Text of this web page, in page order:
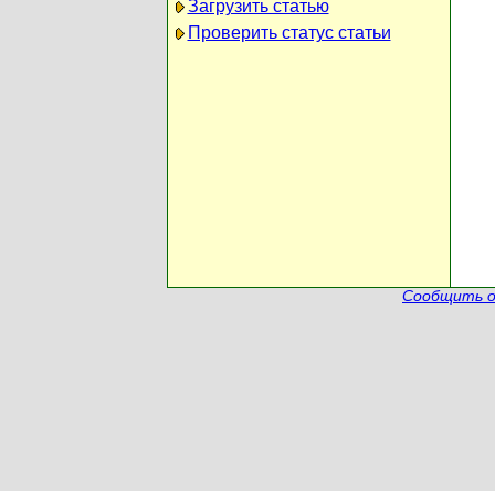
Загрузить статью
Проверить статус статьи
Сообщить о